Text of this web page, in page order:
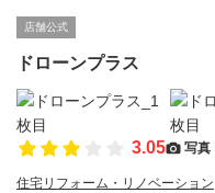
店舗公式
ドローンプラス
3.05 写真
住宅リフォーム・リノベーション